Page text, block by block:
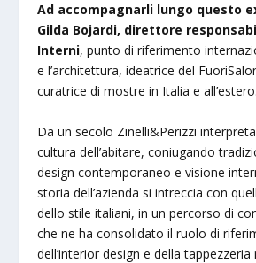
Ad accompagnarli lungo questo
Gilda Bojardi, direttore
Interni, punto di riferimento
e l’architettura, ideatrice del
curatrice di mostre in Italia e all’estero.
Da un secolo Zinelli&Perizzi
cultura dell’abitare, coniugando
design contemporaneo e visione
storia dell’azienda si intreccia con
dello stile italiani, in un percorso di
che ne ha consolidato il ruolo di
dell’interior design e della tappezzeria